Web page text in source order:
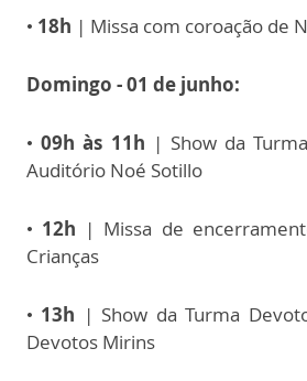
• 18h | Missa com coroação de
Domingo - 01 de junho:
•09h às 11h | Show da
Auditório Noé Sotillo
• 12h | Missa de
Crianças
• 13h | Show da Turma
Devotos Mirins